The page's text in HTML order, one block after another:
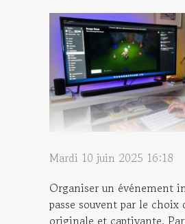
Mardi 10 juin 2025 16:18
Organiser un événement
passe souvent par le choix
originale et captivante.